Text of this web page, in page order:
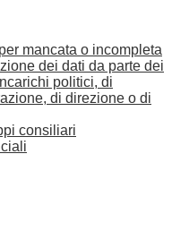
mancata o incompleta
dei dati da parte dei
politici, di
di direzione o di
consiliari